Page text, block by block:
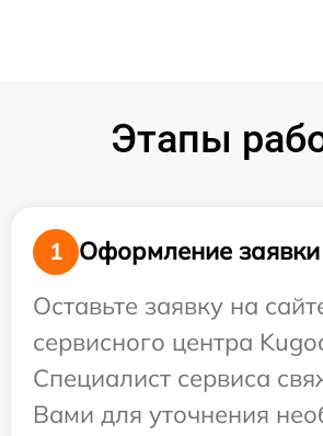
Этапы
1
Оформление заявки
Оставьте заявку на
сервисного центра
Специалист сервиса
Вами для уточнения